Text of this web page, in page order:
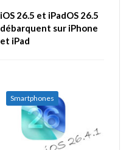
iOS 26.5 et iPadOS 26.5
débarquent sur iPhone
et iPad
Smartphones